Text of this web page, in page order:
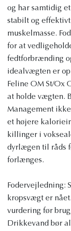
og har samtidig
stabilt og
muskelmasse.
for at
fedtforbrænding
idealvægten er
Feline OM St/Ox
at holde vægten.
Management
et højere
killinger i
dyrlægen til råds
forlænges.
Fodervejledning:
kropsvægt er
vurdering før
Drikkevand bør